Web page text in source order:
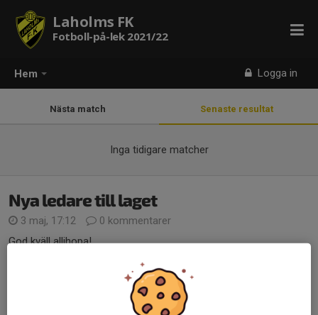
Hem Logga in
Laholms FK
Fotboll-på-lek 2021/22
Nästa match Senaste resultat
Inga tidigare matcher
Nya ledare till laget
3 maj, 17:12
0 kommentarer
God kväll allihopa!
Nu har vi i ungdomssektionen varit med våra 3 tillfällen med nya
laget för era barn, otroligt kul att få träffa alla nya små boll
fantaster och se hur roligt dom har det på planen! 🙏